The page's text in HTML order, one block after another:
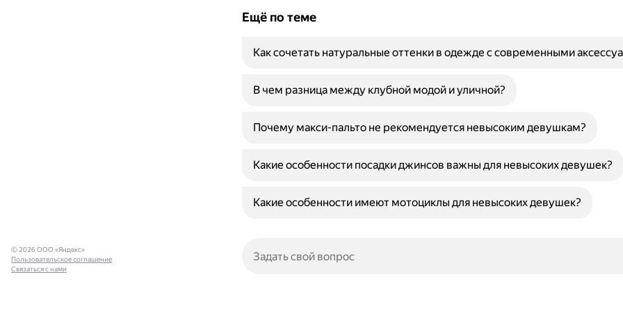
Ещё по теме
Как сочетать натуральные оттенки в одежде с современными
В чем разница между клубной модой и уличной?
Почему макси-пальто не рекомендуется невысоким девушкам?
Какие особенности посадки джинсов важны для невысоких девушек?
Какие особенности имеют мотоциклы для невысоких девушек?
© 2026 ООО «Яндекс»
Пользовательское соглашение
Связаться с нами